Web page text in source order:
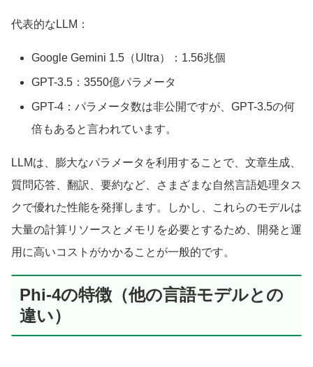
代表的なLLM：
Google Gemini 1.5（Ultra）：1.56兆個
GPT-3.5：3550億パラメータ
GPT-4：パラメータ数は非公開ですが、GPT-3.5の何
倍もあると言われています。
LLMは、膨大なパラメータを利用することで、文章生成、
質問応答、翻訳、要約など、さまざまな自然言語処理タス
クで優れた性能を発揮します。しかし、これらのモデルは
大量の計算リソースとメモリを必要とするため、開発と運
用に高いコストがかかることが一般的です。
Phi-4の特徴（他の言語モデルとの
違い）